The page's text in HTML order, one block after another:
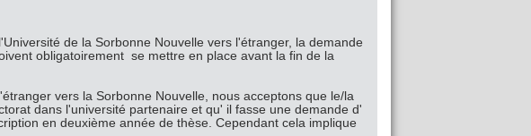
de la Sorbonne Nouvelle vers l'étranger, la demande
obligatoirement se mettre en place avant la fin de la
vers la Sorbonne Nouvelle, nous acceptons que le/la
dans l'université partenaire et qu' il fasse une demande d'
en deuxième année de thèse. Cependant cela implique